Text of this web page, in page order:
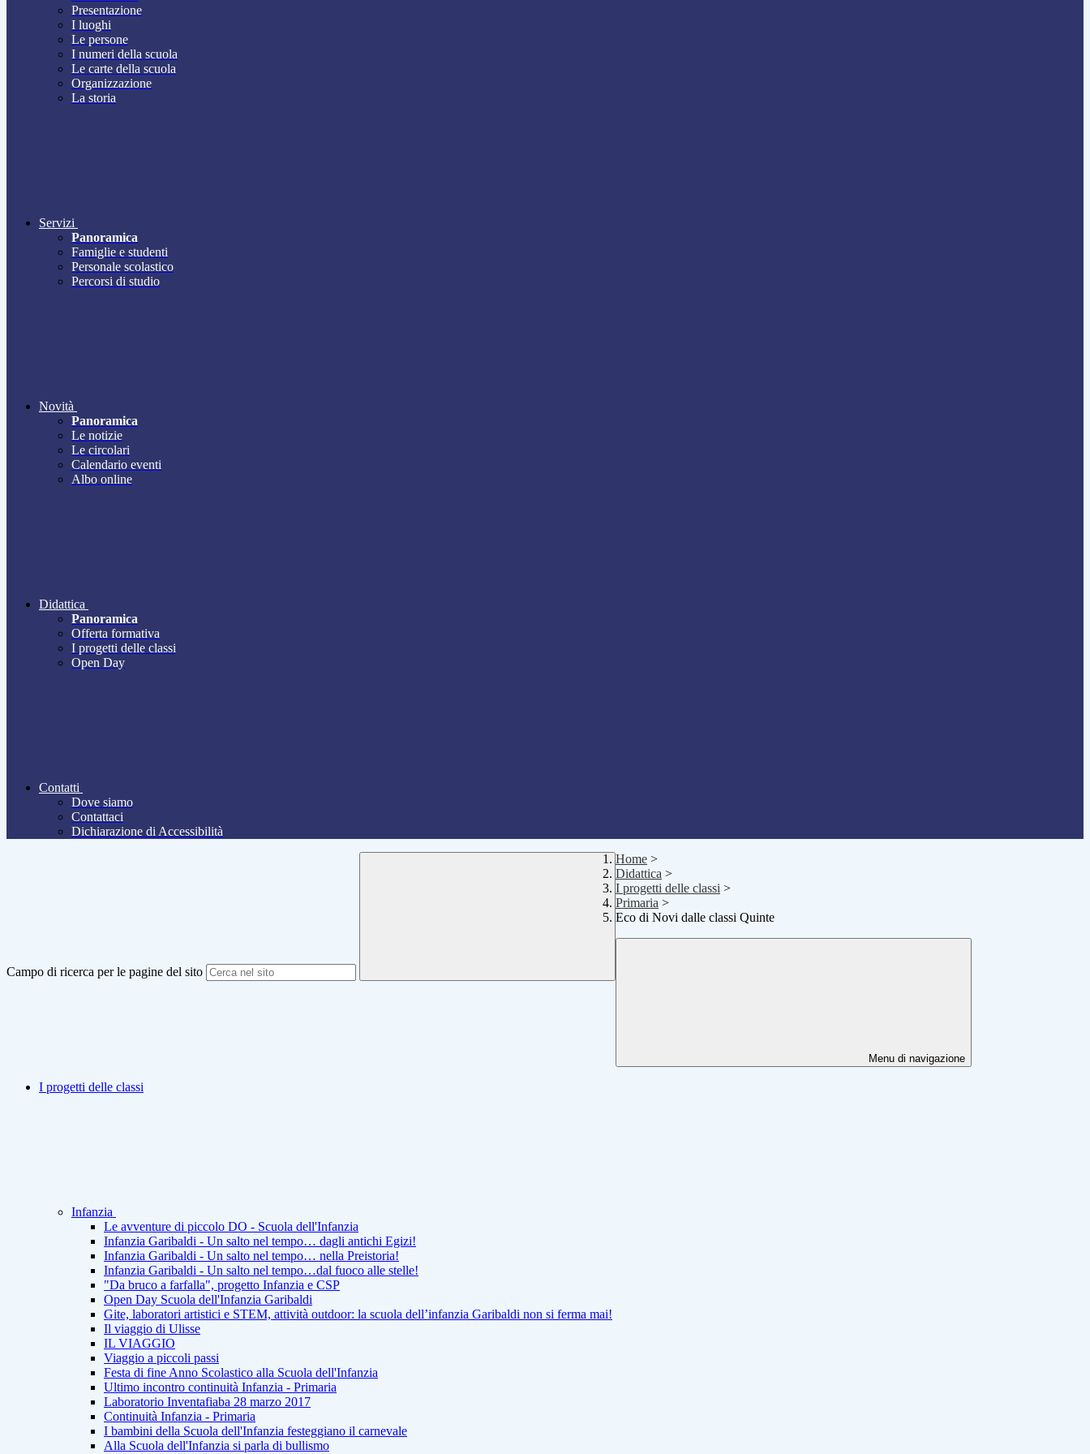
Presentazione
I luoghi
Le persone
I numeri della scuola
Le carte della scuola
Organizzazione
La storia
Servizi
Panoramica
Famiglie e studenti
Personale scolastico
Percorsi di studio
Novità
Panoramica
Le notizie
Le circolari
Calendario eventi
Albo online
Didattica
Panoramica
Offerta formativa
I progetti delle classi
Open Day
Contatti
Dove siamo
Contattaci
Dichiarazione di Accessibilità
Campo di ricerca per le pagine del sito
Home >
Didattica >
I progetti delle classi >
Primaria >
Eco di Novi dalle classi Quinte
Menu di navigazione
I progetti delle classi
Infanzia
Le avventure di piccolo DO - Scuola dell'Infanzia
Infanzia Garibaldi - Un salto nel tempo… dagli antichi Egizi!
Infanzia Garibaldi - Un salto nel tempo… nella Preistoria!
Infanzia Garibaldi - Un salto nel tempo…dal fuoco alle stelle!
"Da bruco a farfalla", progetto Infanzia e CSP
Open Day Scuola dell'Infanzia Garibaldi
Gite, laboratori artistici e STEM, attività outdoor: la scuola dell’infanzia Garibaldi non si ferma mai!
Il viaggio di Ulisse
IL VIAGGIO
Viaggio a piccoli passi
Festa di fine Anno Scolastico alla Scuola dell'Infanzia
Ultimo incontro continuità Infanzia - Primaria
Laboratorio Inventafiaba 28 marzo 2017
Continuità Infanzia - Primaria
I bambini della Scuola dell'Infanzia festeggiano il carnevale
Alla Scuola dell'Infanzia si parla di bullismo